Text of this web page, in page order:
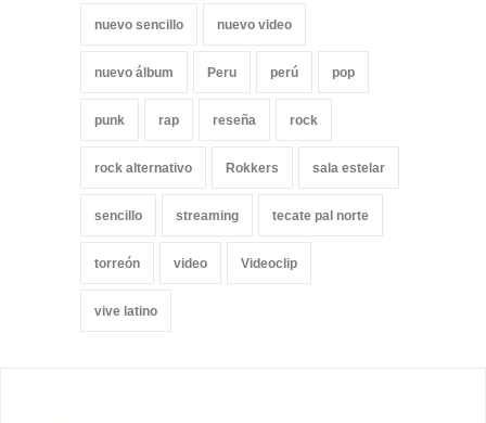
nuevo sencillo nuevo video
nuevo álbum Peru perú pop
punk rap reseña rock
rock alternativo Rokkers sala estelar
sencillo streaming tecate pal norte
torreón video Videoclip
vive latino